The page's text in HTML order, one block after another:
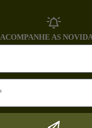
ACOMPANHE AS